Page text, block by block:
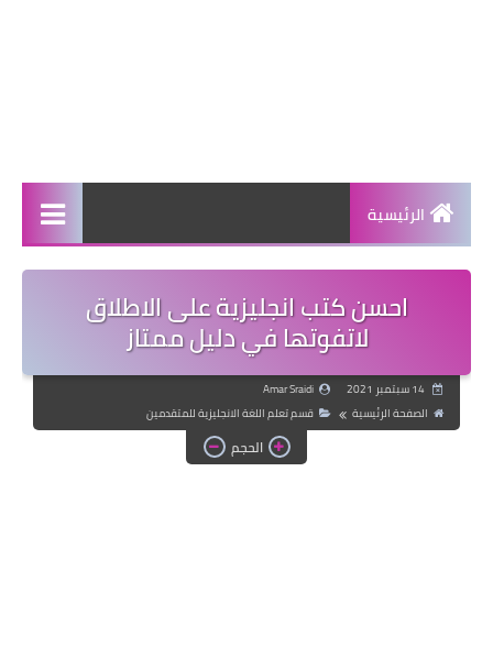
الرئيسية
احسن كتب انجليزية على الاطلاق
لاتفوتها في دليل ممتاز
Amar Sraidi
الصفحة الرئيسية
قسم تعلم اللغة الانجليزية للمتقدمين
الحجم